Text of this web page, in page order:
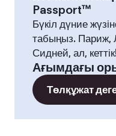
Passport™
Бүкіл дүние
табыңыз. Париж,
Сидней, ал,
Ағымдағы
Төлқұжат